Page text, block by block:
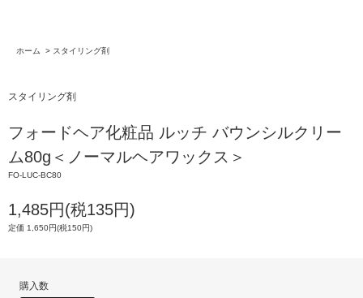
ホーム > スタイリング剤
スタイリング剤
フォードヘア化粧品 ルッチ バウンシルクリー
ム80g＜ノーマルヘアワックス＞
FO-LUC-BC80
1,485円(税135円)
定価 1,650円(税150円)
購入数